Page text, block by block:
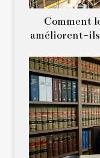
Comment
améliorent-